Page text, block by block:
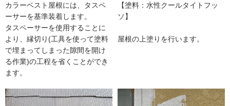
カラーベスト屋根には、タスペ
ーサーを基準装着します。
タスペーサーを使用することに
より、縁切り(工具を使って塗料
で埋まってしまった隙間を開け
る作業)の工程を省くことができ
ます。
【塗料：水性クールタイトフッ
ソ】
屋根の上塗りを行います。